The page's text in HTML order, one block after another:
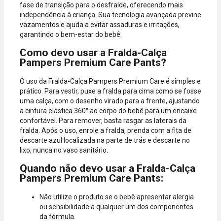
fase de transição para o desfralde, oferecendo mais
independência à criança. Sua tecnologia avançada previne
vazamentos e ajuda a evitar assaduras e irritações,
garantindo o bem-estar do bebê.
Como devo usar a Fralda-Calça
Pampers Premium Care Pants?
O uso da Fralda-Calça Pampers Premium Care é simples e
prático. Para vestir, puxe a fralda para cima como se fosse
uma calça, com o desenho virado para a frente, ajustando
a cintura elástica 360° ao corpo do bebê para um encaixe
confortável. Para remover, basta rasgar as laterais da
fralda. Após o uso, enrole a fralda, prenda com a fita de
descarte azul localizada na parte de trás e descarte no
lixo, nunca no vaso sanitário.
Quando não devo usar a Fralda-Calça
Pampers Premium Care Pants:
Não utilize o produto se o bebê apresentar alergia
ou sensibilidade a qualquer um dos componentes
da fórmula.